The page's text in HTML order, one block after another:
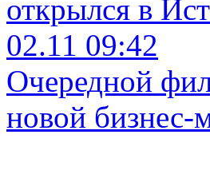
открылся в
02.11 09:42
Очередной
новой бизнес-